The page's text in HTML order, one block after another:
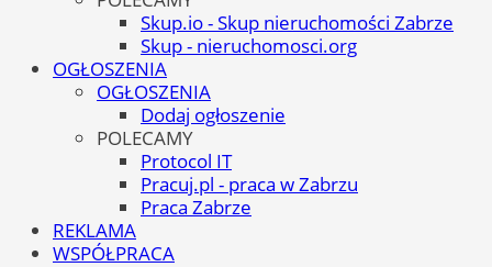
Skup.io - Skup nieruchomości Zabrze
Skup - nieruchomosci.org
OGŁOSZENIA
OGŁOSZENIA
Dodaj ogłoszenie
POLECAMY
Protocol IT
Pracuj.pl - praca w Zabrzu
Praca Zabrze
REKLAMA
WSPÓŁPRACA